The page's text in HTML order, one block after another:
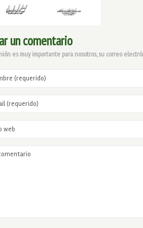
un comentario
es muy importante para nosotros, su correo